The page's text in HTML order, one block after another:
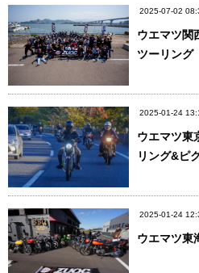
2025-07-02
ウエマツ関
ツーリング
2025-01-24
ウエマツ東
リング&ピ
2025-01-24
ウエマツ東